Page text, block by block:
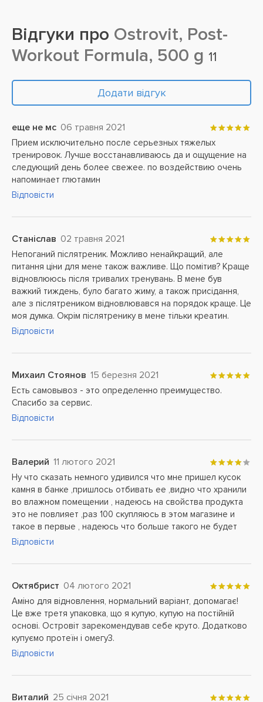
Відгуки про Ostrovit, Post-
Workout Formula, 500 g 11
Додати відгук
еще не мс 06 травня 2021
Прием исключительно после серьезных тяжелых
тренировок. Лучше восстанавливаюсь да и ощущение на
следующий день более свежее. по воздействию очень
напоминает глютамин
Відповісти
Станіслав 02 травня 2021
Непоганий післятреник. Можливо ненайкращий, але
питання ціни для мене також важливе. Що помітив? Краще
відновлююсь після тривалих тренувань. В мене був
важкий тиждень, було багато жиму, а також присідання,
але з післятреником відновлювався на порядок краще. Це
моя думка. Окрім післятренику в мене тільки креатин.
Відповісти
Михаил Стоянов 15 березня 2021
Есть самовывоз - это определенно преимущество.
Спасибо за сервис.
Відповісти
Валерий 11 лютого 2021
Ну что сказать немного удивился что мне пришел кусок
камня в банке ,пришлось отбивать ее ,видно что хранили
во влажном помещении , надеюсь на свойства продукта
это не повлияет ,раз 100 скупляюсь в этом магазине и
такое в первые , надеюсь что больше такого не будет
Відповісти
Октябрист 04 лютого 2021
Аміно для відновлення, нормальний варіант, допомагає!
Це вже третя упаковка, що я купую, купую на постійній
основі. Островіт зарекомендував себе круто. Додатково
купуємо протеїн і омегу3.
Відповісти
Виталий 25 січня 2021